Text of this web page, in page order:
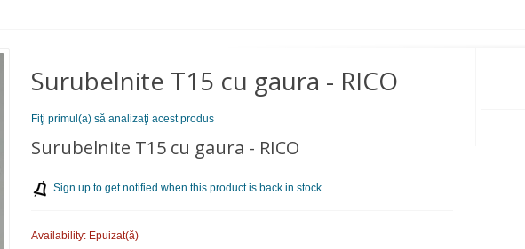
Surubelnite Т15 cu gaura - RICO
Fiţi primul(a) să analizaţi acest produs
Surubelnite Т15 cu gaura - RICO
Sign up to get notified when this product is back in stock
Availability: Epuizat(ă)